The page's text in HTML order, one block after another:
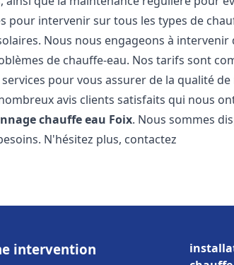
pour intervenir sur tous les types de
Nous nous engageons à intervenir
de chauffe-eau. Nos tarifs sont
pour vous assurer de la qualité
avis clients satisfaits qui nous
chauffe eau Foix. Nous sommes
N'hésitez plus, contactez
intervention